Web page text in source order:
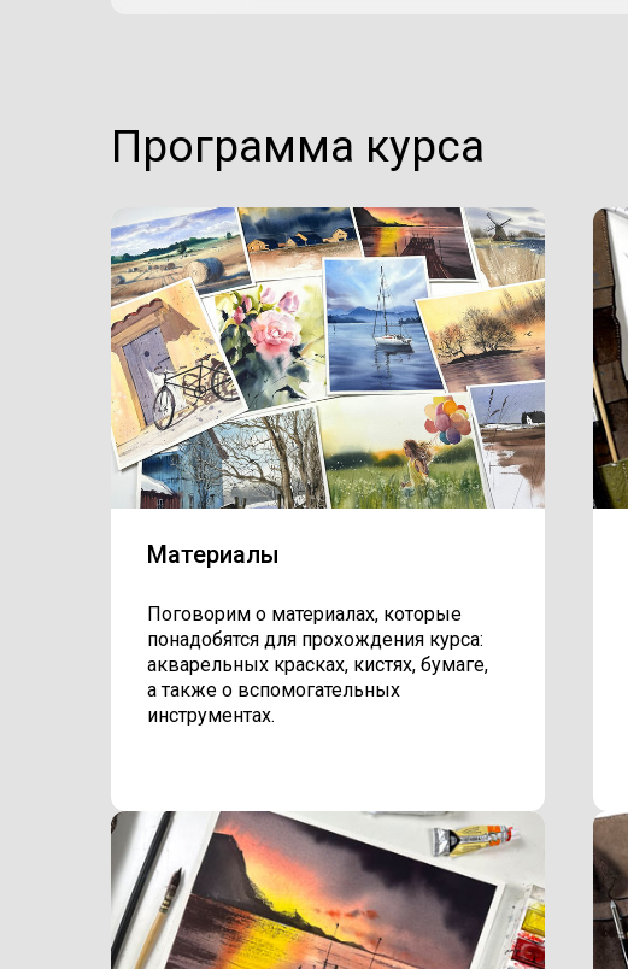
Программа курса
Материалы
Поговорим о материалах, которые
понадобятся для прохождения курса:
акварельных красках, кистях, бумаге,
а также о вспомогательных
инструментах.